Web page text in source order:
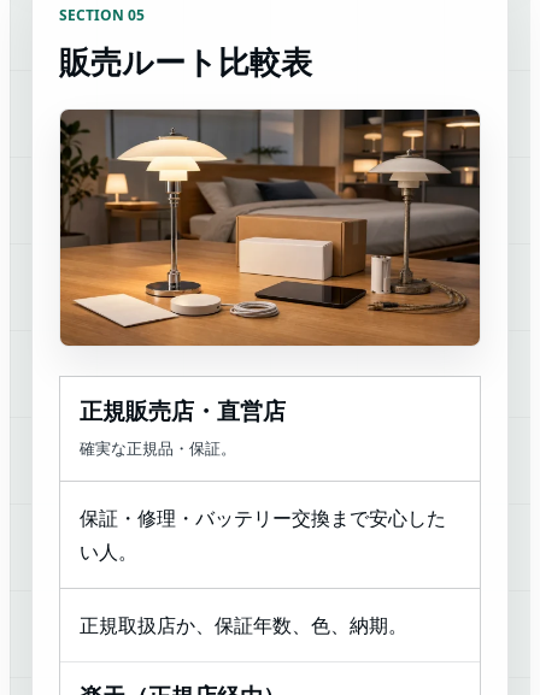
SECTION 05
販売ルート比較表
正規販売店・直営店
確実な正規品・保証。
保証・修理・バッテリー交換まで安心した
い人。
正規取扱店か、保証年数、色、納期。